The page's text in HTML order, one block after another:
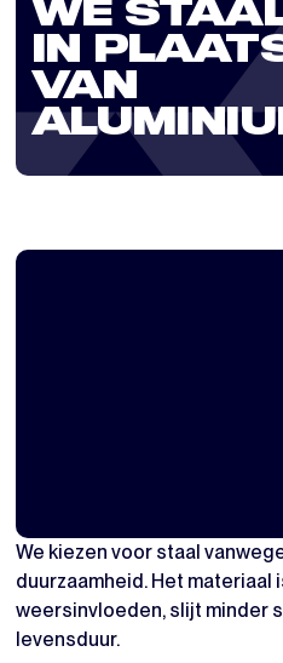
WE
IN
VAN
We kiezen voor staal
duurzaamheid. Het
weersinvloeden, slijt minder
levensduur.